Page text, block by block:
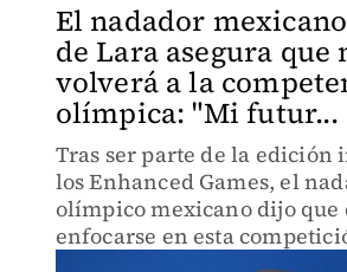
El nadador
de Lara asegura que
volverá a la
olímpica: "Mi futur...
Tras ser parte de la edición
los Enhanced Games, el
olímpico mexicano dijo que
enfocarse en esta
disparado la polémica en el